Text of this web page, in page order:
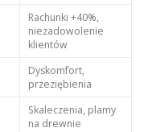
Rachunki +40%,
niezadowolenie
klientów
Dyskomfort,
przeziębienia
Skaleczenia, plamy
na drewnie